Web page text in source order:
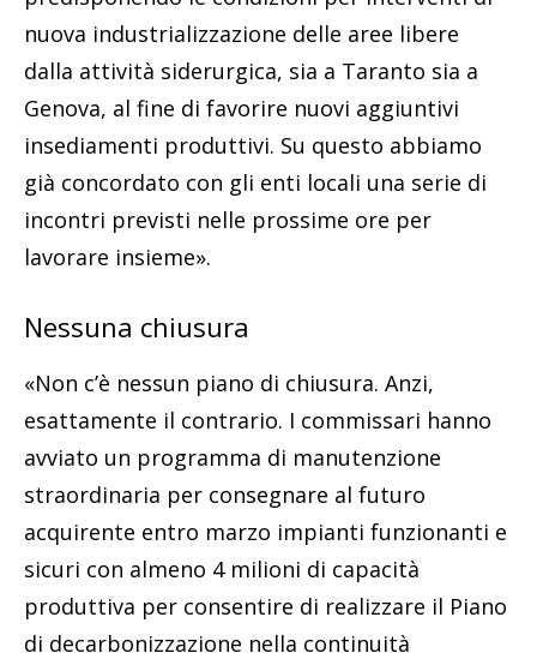
nuova industrializzazione delle aree libere
dalla attività siderurgica, sia a Taranto sia a
Genova, al fine di favorire nuovi aggiuntivi
insediamenti produttivi. Su questo abbiamo
già concordato con gli enti locali una serie di
incontri previsti nelle prossime ore per
lavorare insieme».
Nessuna chiusura
«Non c’è nessun piano di chiusura. Anzi,
esattamente il contrario. I commissari hanno
avviato un programma di manutenzione
straordinaria per consegnare al futuro
acquirente entro marzo impianti funzionanti e
sicuri con almeno 4 milioni di capacità
produttiva per consentire di realizzare il Piano
di decarbonizzazione nella continuità